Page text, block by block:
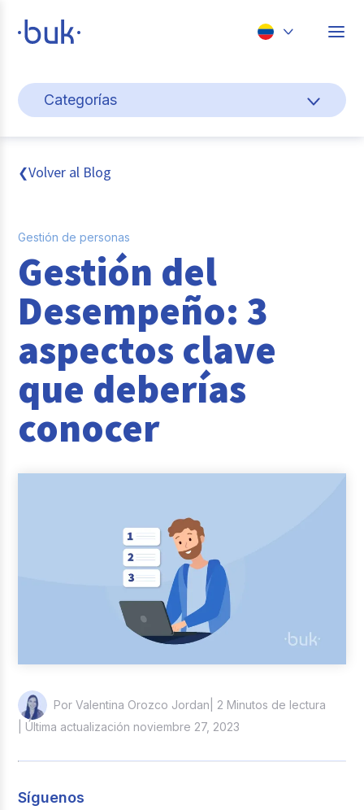
Perú
Categorías
Cultura y bienestar laboral
Gestión de personas
Pago de nómina
Buk
Transformación digital
Tendencias y Data
Reclutamiento y Selección
Casos de éxito
❮Volver al Blog
Gestión de personas
Gestión del
Desempeño: 3
aspectos clave
que deberías
conocer
Por Valentina Orozco Jordan | 2 Minutos de lectura
| Última actualización noviembre 27, 2023
Síguenos